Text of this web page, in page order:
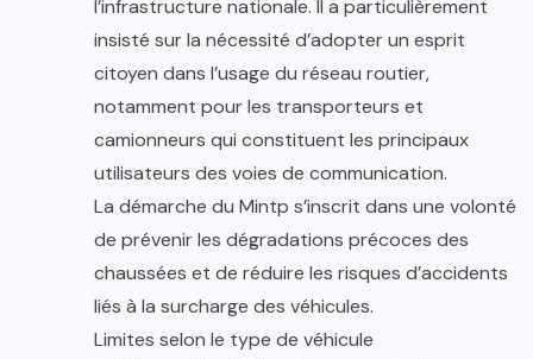
l’infrastructure nationale. Il a particulièrement
insisté sur la nécessité d’adopter un esprit
citoyen dans l’usage du réseau routier,
notamment pour les transporteurs et
camionneurs qui constituent les principaux
utilisateurs des voies de communication.
La démarche du Mintp s’inscrit dans une volonté
de prévenir les dégradations précoces des
chaussées et de réduire les risques d’accidents
liés à la surcharge des véhicules.
Limites selon le type de véhicule